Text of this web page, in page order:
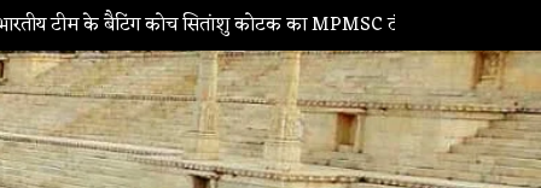
कोच सितांशु कोटक का MPMSC दौरा, युवा क्रिकेटरों को दिए सफलता